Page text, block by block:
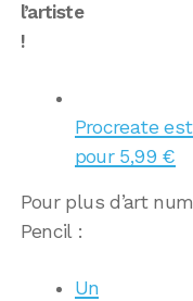
l’artiste
!
Procreate
pour 5,99 €
Pour plus d’art
Pencil :
Un